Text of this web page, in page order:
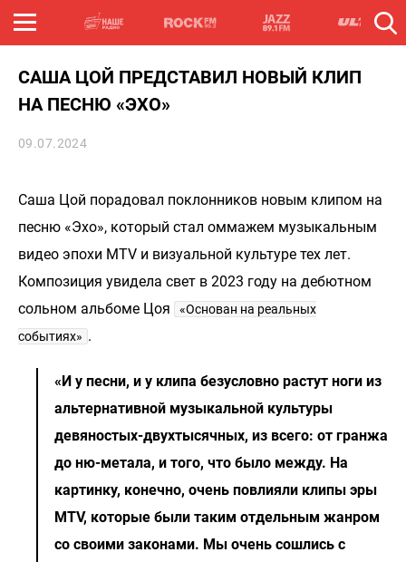
САША ЦОЙ ПРЕДСТАВИЛ НОВЫЙ КЛИП
НА ПЕСНЮ «ЭХО»
09.07.2024
Саша Цой порадовал поклонников новым клипом на
песню «Эхо», который стал оммажем музыкальным
видео эпохи MTV и визуальной культуре тех лет.
Композиция увидела свет в 2023 году на дебютном
сольном альбоме Цоя
«Основан на реальных
событиях» .
«И у песни, и у клипа безусловно растут ноги из
альтернативной музыкальной культуры
девяностых-двухтысячных, из всего: от гранжа
до ню-метала, и того, что было между. На
картинку, конечно, очень повлияли клипы эры
MTV, которые были таким отдельным жанром
со своими законами. Мы очень сошлись с